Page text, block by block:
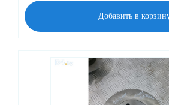
Добавить в